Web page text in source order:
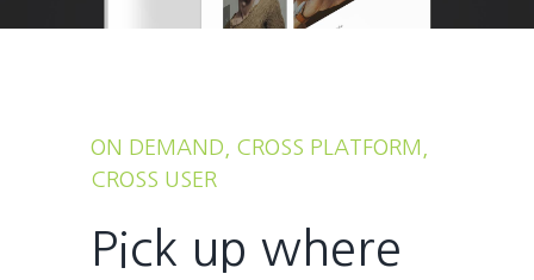
ON DEMAND, CROSS PLATFORM,
CROSS USER
Pick up where